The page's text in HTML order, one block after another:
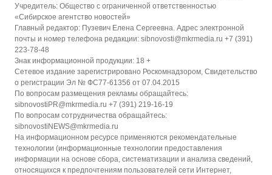
Учредитель: Общество с ограниченной ответственностью
«Сибирское агентство новостей»
Главный редактор: Пузевич Елена Сергеевна. Адрес электронной
почты и номер телефона редакции: sibnovosti@mkrmedia.ru +7 (391)
223-78-48
Знак информационной продукции: 18 +
Сетевое издание зарегистрировано Роскомнадзором, Свидетельство
о регистрации Эл № ФС77-61356 от 07.04.2015
По вопросам размещения рекламы обращайтесь:
sibnovostiPR@mkrmedia.ru +7 (391) 219-16-19
По вопросам сотрудничества обращайтесь:
sibnovostiNEWS@mkrmedia.ru
На информационном ресурсе применяются рекомендательные
технологии (информационные технологии предоставления
информации на основе сбора, систематизации и анализа сведений,
относящихся к предпочтениям пользователей сети Интернет,